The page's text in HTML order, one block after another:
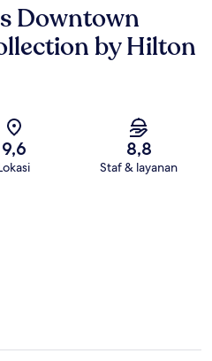
Downtown
by Hilton
9,6 8,8
Staf & layanan